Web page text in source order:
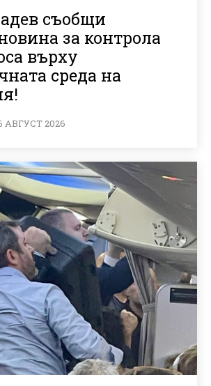
съобщи
за контрола
върху
среда на
2026